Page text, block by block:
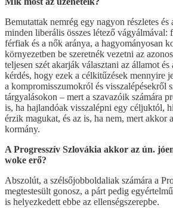
Bemutattak nemrég egy nagyon részletes
minden liberális összes létező vágyálmával:
férfiak és a nők aránya, a hagyományosan
környezetben be szeretnék vezetni az
teljesen szét akarják választani az államot
kérdés, hogy ezek a célkitűzések mennyire
a kompromisszumokról és visszalépésekről
tárgyalásokon – mert a szavazóik számára
is, ha hajlandóak visszalépni egy céljuktól,
érzik magukat, és az is, ha nem, mert akkor
kormány.
A Progresszív Szlovákia akkor az ún.
woke erő?
Abszolút, a szélsőjobboldaliak számára a
megtestesült gonosz, a párt pedig
is helyezkedett ebbe az ellenségszerepbe.